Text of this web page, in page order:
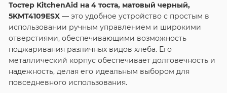
Тостер KitchenAid на 4 тоста, матовый черный,
5KMT4109ESX — это удобное устройство с простым в
использовании ручным управлением и широкими
отверстиями, обеспечивающими возможность
поджаривания различных видов хлеба. Его
металлический корпус обеспечивает долговечность и
надежность, делая его идеальным выбором для
повседневного использования.